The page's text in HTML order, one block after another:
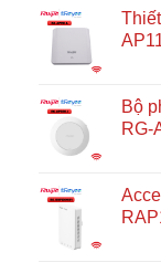
Bộ
RG-